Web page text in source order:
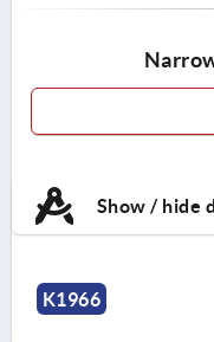
Show / hide
K1966